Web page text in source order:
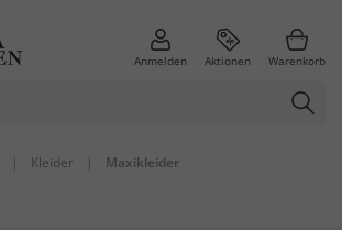
Anmelden Aktionen Warenkorb
| Kleider | Maxikleider